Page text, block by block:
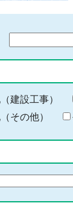
る
キ
ー
ー
入
力
建設工事）
その他）